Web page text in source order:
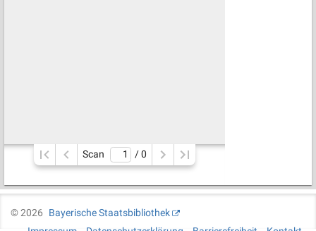
Scan / 0
©2026
Bayerische Staatsbibliothek